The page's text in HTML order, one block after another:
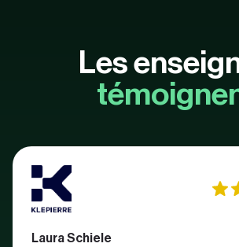
Les
Laura Schiele